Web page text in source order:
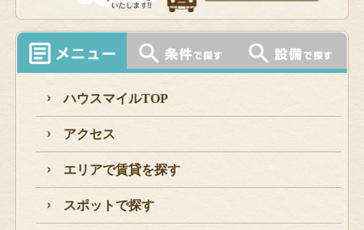
ハウスマイルTOP
アクセス
エリアで賃貸を探す
スポットで探す